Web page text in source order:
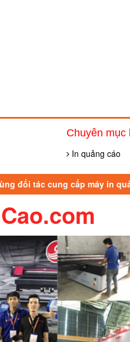
Chuyên mục
In quảng cáo
đối tác cung cấp máy in